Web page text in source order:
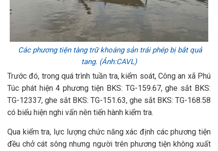
Các phương tiện tàng trữ khoáng sản trái phép bị bắt quả
tang. (Ảnh:CAVL)
Trước đó, trong quá trình tuần tra, kiểm soát, Công an xã Phú
Túc phát hiện 4 phương tiện BKS: TG-159.67, ghe sắt BKS:
TG-12337, ghe sắt BKS: TG-151.63, ghe sắt BKS: TG-168.58
có biểu hiện nghi vấn nên tiến hành kiểm tra.
Qua kiểm tra, lực lượng chức năng xác định các phương tiện
đều chở cát sông nhưng người trên phương tiện không xuất